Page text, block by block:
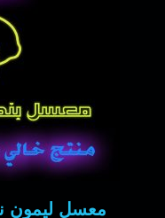
معسل ليمون